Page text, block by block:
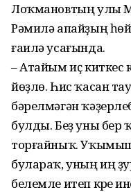
Лоҡмановтың улы
Рәмилә апайҙың
ғаилә усағында.
– Атайым иҫ киткес
йөҙлө. Һис ҡасан
бәрелмәгән
булды. Беҙ уны
торғайныҡ.
булараҡ, уның иң
белемле итеп күреү